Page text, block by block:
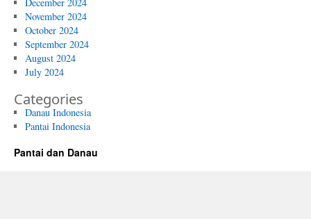
November 2024
October 2024
September 2024
August 2024
July 2024
Categories
Danau Indonesia
Pantai Indonesia
Pantai dan Danau